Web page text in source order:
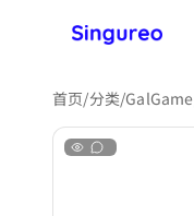
首页/分类/GalGame